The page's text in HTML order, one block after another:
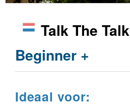
Talk The Talk
Beginner +
Ideaal voor: